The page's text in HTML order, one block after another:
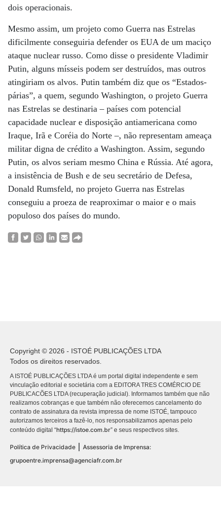
dois operacionais.
Mesmo assim, um projeto como Guerra nas Estrelas
dificilmente conseguiria defender os EUA de um maciço
ataque nuclear russo. Como disse o presidente Vladimir
Putin, alguns mísseis podem ser destruídos, mas outros
atingiriam os alvos. Putin também diz que os “Estados-
párias”, a quem, segundo Washington, o projeto Guerra
nas Estrelas se destinaria – países com potencial
capacidade nuclear e disposição antiamericana como
Iraque, Irã e Coréia do Norte –, não representam ameaça
militar digna de crédito a Washington. Assim, segundo
Putin, os alvos seriam mesmo China e Rússia. Até agora,
a insistência de Bush e de seu secretário de Defesa,
Donald Rumsfeld, no projeto Guerra nas Estrelas
conseguiu a proeza de reaproximar o maior e o mais
populoso dos países do mundo.
Copyright © 2026 - ISTOÉ PUBLICAÇÕES LTDA
Todos os direitos reservados.
A ISTOÉ PUBLICAÇÕES LTDA é um portal digital independente e sem
vinculação editorial e societária com a EDITORA TRES COMÉRCIO DE
PUBLICACÕES LTDA (recuperação judicial). Informamos também que não
realizamos cobranças e que também não oferecemos cancelamento do
contrato de assinatura da revista impressa de nome ISTOÉ, tampouco
autorizamos terceiros a fazê-lo, nos responsabilizamos apenas pelo
conteúdo digital “https://istoe.com.br” e seus respectivos sites.
Política de Privacidade
Assessoria de Imprensa:
grupoentre.imprensa@agenciafr.com.br